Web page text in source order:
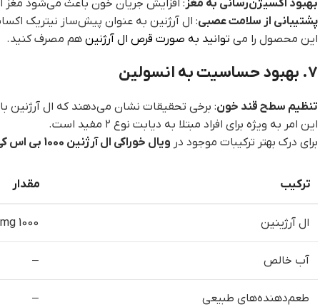
بهبود اکسیژن‌رسانی به مغز: افزایش جریان خون باعث می‌شود مغز
پشتیبانی از سلامت عصبی: ال آرژنین به عنوان پیش‌ساز نیتریک
این محصول را می توانید به صورت قرص ال آرژنین هم مصرف کنید.
7. بهبود حساسیت به انسولین
تنظیم سطح قند خون: برخی تحقیقات نشان می‌دهند که ال آرژنین
این امر به ویژه برای افراد مبتلا به دیابت نوع ۲ مفید است.
برای درک بهتر ترکیبات موجود در ویال خوراکی ال آرژنین 1000 بی اس کی
ترکیب مقدار
ال آرژینین 1000 mg
آب خالص –
طعم‌دهنده‌های طبیعی –